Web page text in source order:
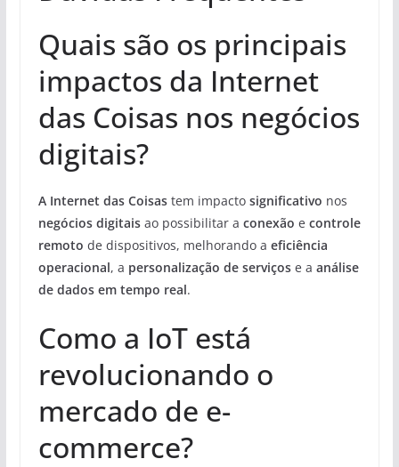
Quais são os principais
impactos da Internet
das Coisas nos negócios
digitais?
A Internet das Coisastem impacto significativo nos
negócios digitaisao possibilitar a conexão e controle
remoto de dispositivos, melhorando a eficiência
operacional, a personalização de serviçose a análise
de dados em tempo real.
Como a IoT está
revolucionando o
mercado de e-
commerce?